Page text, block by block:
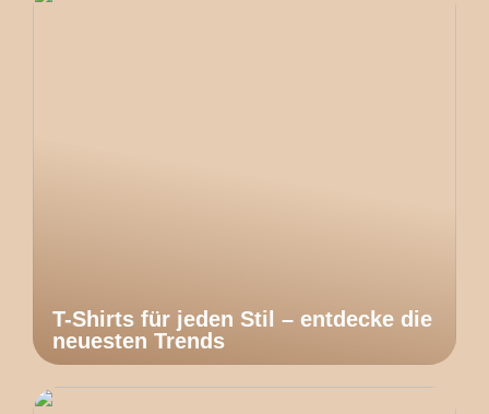
T-Shirts für jeden Stil – entdecke die
neuesten Trends